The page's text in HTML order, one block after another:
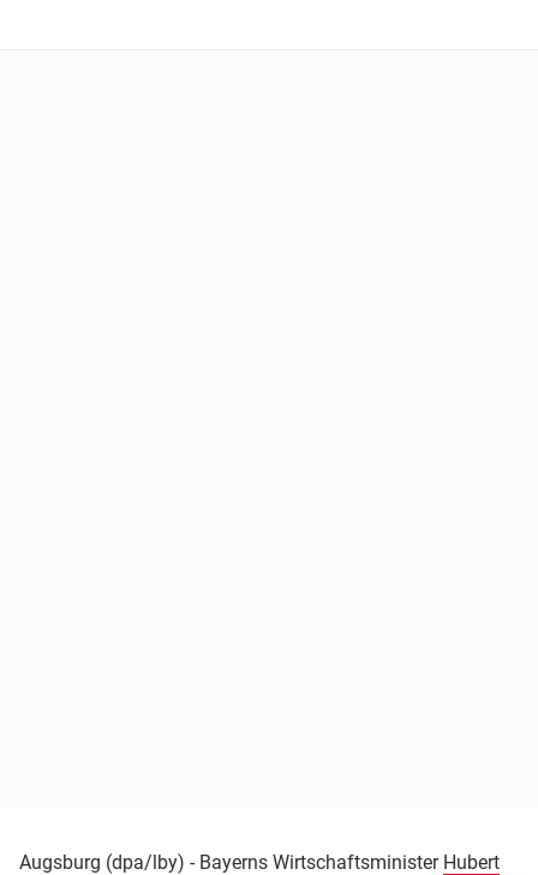
Augsburg (dpa/lby) - Bayerns Wirtschaftsminister Hubert